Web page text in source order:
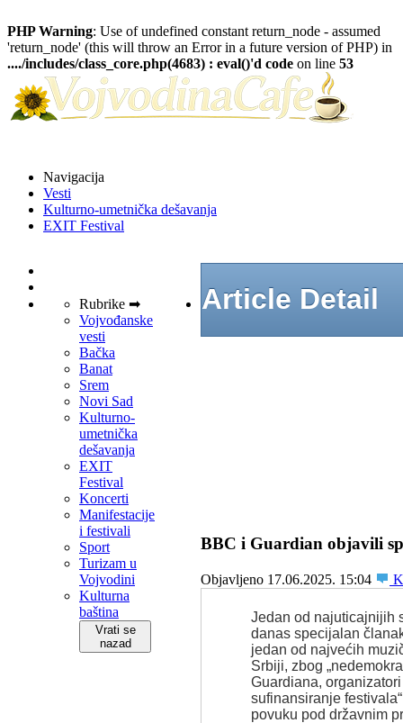
PHP Warning: Use of undefined constant return_node - assumed
'return_node' (this will throw an Error in a future version of PHP) in
..../includes/class_core.php(4683) : eval()'d code on line 53
Navigacija
Vesti
Kulturno-umetnička dešavanja
EXIT Festival
Rubrike ➡
Vojvođanske
vesti
Bačka
Banat
Srem
Novi Sad
Kulturno-
umetnička
dešavanja
EXIT
Festival
Koncerti
Manifestacije
i festivali
Sport
Turizam u
Vojvodini
Kulturna
baština
Vrati se
nazad
Article Detail
BBC i Guardian objavili
Objavljeno 17.06.2025. 15:04
Jedan od najuticajnijih
danas specijalan
jedan od najvećih
Srbiji, zbog
Guardiana,
sufinansiranje
povuku pod državnim